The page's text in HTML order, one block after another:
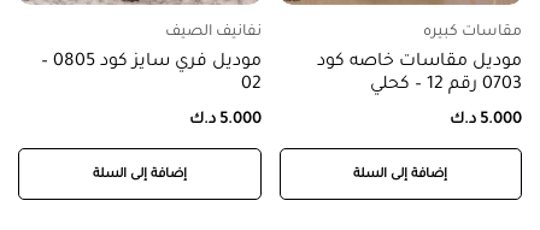
مقاسات كبيره
موديل مقاسات خاصه كود
0703 رقم 12 – كحلي
5.000 د.ك
إضافة إلى السلة
نفانيف الصيف
موديل فري سايز كود 0805 –
02
5.000 د.ك
إضافة إلى السلة